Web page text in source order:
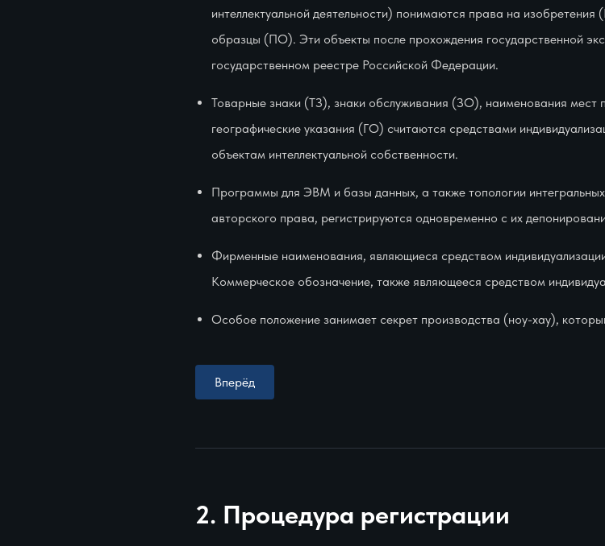
интеллектуальной деятельности) понимаются права на
образцы (ПО). Эти объекты после прохождения государственной
государственном реестре Российской Федерации.
Товарные знаки (ТЗ), знаки обслуживания (ЗО), наименования
географические указания (ГО) считаются средствами
объектам интеллектуальной собственности.
Программы для ЭВМ и базы данных, а также топологии
авторского права, регистрируются одновременно с их
Фирменные наименования, являющиеся средством
Коммерческое обозначение, также являющееся средством
Особое положение занимает секрет производства (ноу-хау),
Вперёд
2. Процедура регистрации